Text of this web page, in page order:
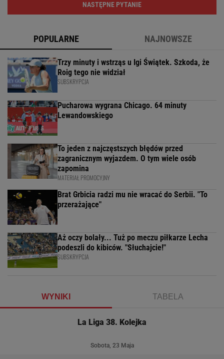
NASTĘPNE PYTANIE
POPULARNE NAJNOWSZE
Trzy minuty i wstrząs u Igi Świątek. Szkoda, że
Roig tego nie widział
SUBSKRYPCJA
Pucharowa wygrana Chicago. 64 minuty
Lewandowskiego
To jeden z najczęstszych błędów przed
zagranicznym wyjazdem. O tym wiele osób
zapomina
MATERIAŁ PROMOCYJNY
Brat Grbicia radzi mu nie wracać do Serbii. "To
przerażające"
Aż oczy bolały... Tuż po meczu piłkarze Lecha
podeszli do kibiców. "Słuchajcie!"
SUBSKRYPCJA
WYNIKI TABELA
La Liga 38. Kolejka
Sobota, 23 Maja